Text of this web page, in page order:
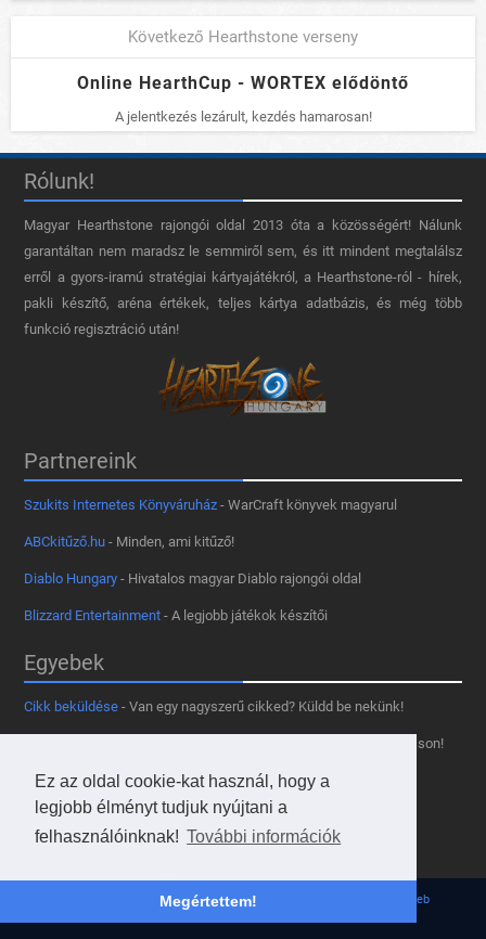
Ez az oldal cookie-kat használ, hogy a
legjobb élményt tudjuk nyújtani a
felhasználóinknak! További információk
Megértettem!
Következő Hearthstone verseny
Online HearthCup - WORTEX elődöntő
A jelentkezés lezárult, kezdés hamarosan!
Rólunk!
Magyar Hearthstone​ rajongói oldal 2013 óta a közösségért! Nálunk
garantáltan nem maradsz le semmiről sem, és itt mindent megtalálsz
erről a gyors-iramú stratégiai kártyajátékról, a Hearthstone-ról - hírek,
pakli készítő, aréna értékek, teljes kártya adatbázis, és még több
funkció regisztráció után!
Partnereink
Szukits Internetes Könyváruház - WarCraft könyvek magyarul
ABCkitűző.hu - Minden, ami kitűző!
Diablo Hungary - Hivatalos magyar Diablo rajongói oldal
Blizzard Entertainment - A legjobb játékok készítői
Egyebek
Cikk beküldése - Van egy nagyszerű cikked? Küldd be nekünk!
- Tetszik az oldal? Segíts, hogy fennmaradhasson!
Kapcsolat, médiaajánlat- Lépj velünk kapcsolatba!
Használd a tooltipünket- A saját oldaladon is!
© 2013 - 2026 Hearthstone Hungary v31.3.0. - Borovi Bence | Powered by JsWeb